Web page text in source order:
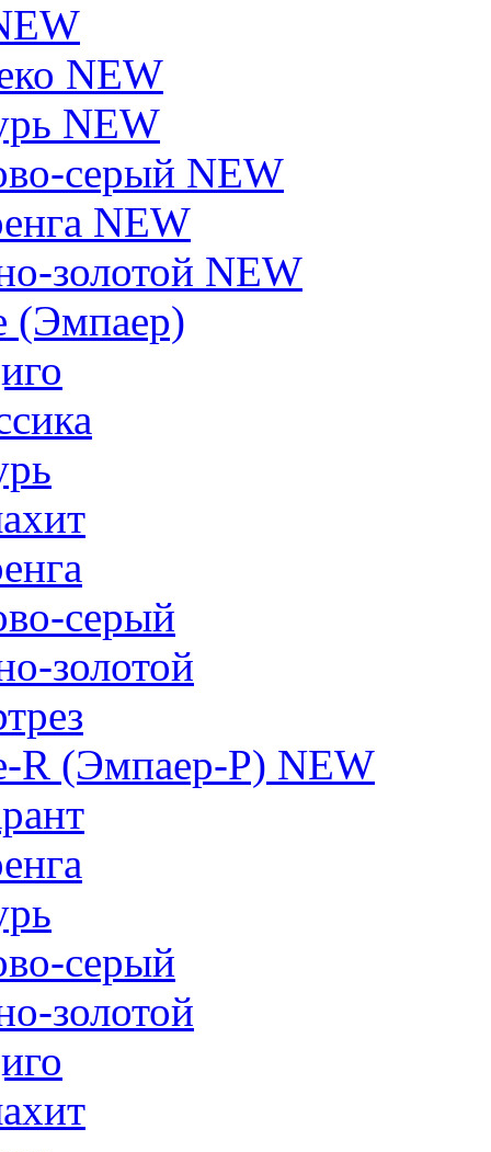
NEW
NEW
серый NEW
NEW
золотой NEW
(Эмпаер)
серый
золотой
R (Эмпаер-P) NEW
серый
золотой